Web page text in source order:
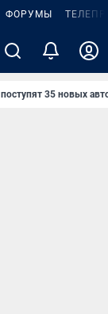
ФОРУМЫ
поступят 35 новых